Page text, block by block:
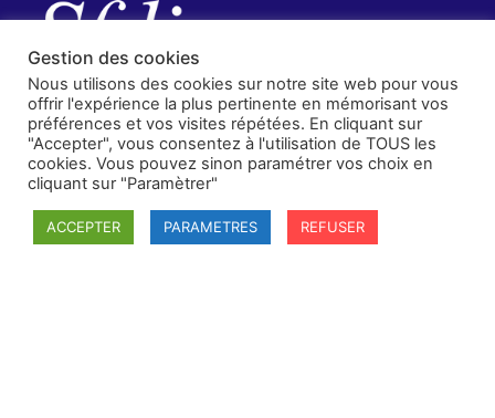
Gestion des cookies
Nous utilisons des cookies sur notre site web pour vous
offrir l'expérience la plus pertinente en mémorisant vos
préférences et vos visites répétées. En cliquant sur
"Accepter", vous consentez à l'utilisation de TOUS les
cookies. Vous pouvez sinon paramétrer vos choix en
cliquant sur "Paramètrer"
ACCEPTER PARAMETRES REFUSER